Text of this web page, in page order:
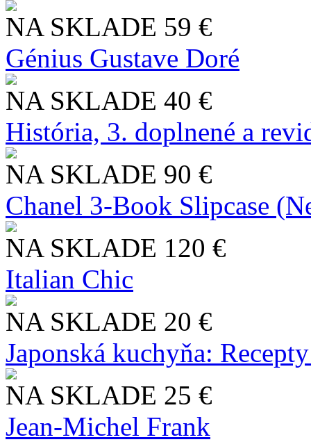
NA SKLADE 59 €
Génius Gustave Doré
NA SKLADE 40 €
História, 3. doplnené a
NA SKLADE 90 €
Chanel 3-Book Slipcase
NA SKLADE 120 €
Italian Chic
NA SKLADE 20 €
Japonská kuchyňa:
NA SKLADE 25 €
Jean-Michel Frank